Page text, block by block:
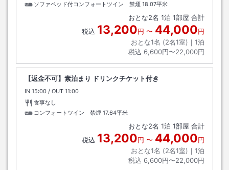
ソファベッド付コンフォートツイン 禁煙 18.07平米
おとな2名 1泊 1部屋 合計
税込 13,200円 〜 44,000円
おとな1名 (2名1室)｜ 1泊
税込 6,600円〜22,000円
【返金不可】素泊まり ドリンクチケット付き
IN チェックイン
15:00 / OUT チェックアウト
11:00
食事なし
コンフォートツイン 禁煙 17.64平米
おとな2名 1泊 1部屋 合計
税込 13,200円 〜 44,000円
おとな1名 (2名1室)｜ 1泊
税込 6,600円〜22,000円